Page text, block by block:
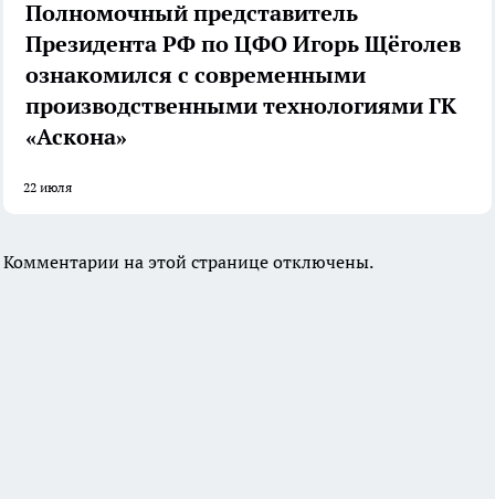
Полномочный представитель
Президента РФ по ЦФО Игорь Щёголев
ознакомился с современными
производственными технологиями ГК
«Аскона»
22 июля
Комментарии на этой странице отключены.